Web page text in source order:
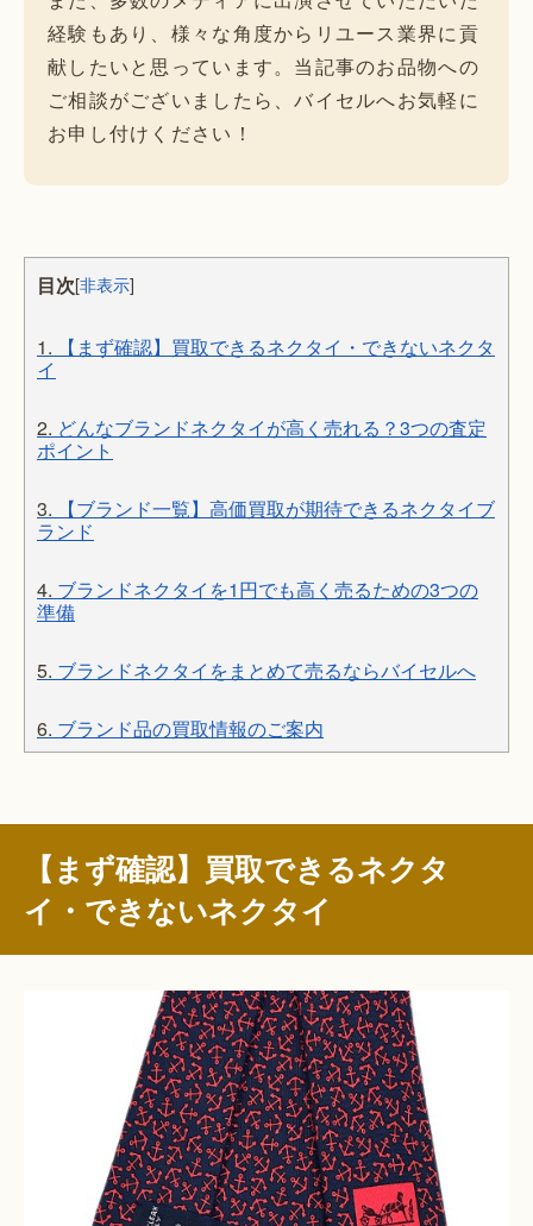
経験もあり、様々な角度からリユース業界に貢
献したいと思っています。当記事のお品物への
ご相談がございましたら、バイセルへお気軽に
お申し付けください！
目次[非表示]
1. 【まず確認】買取できるネクタイ・できないネクタ
イ
2. どんなブランドネクタイが高く売れる？3つの査定
ポイント
3. 【ブランド一覧】高価買取が期待できるネクタイブ
ランド
4. ブランドネクタイを1円でも高く売るための3つの
準備
5. ブランドネクタイをまとめて売るならバイセルへ
6. ブランド品の買取情報のご案内
【まず確認】買取できるネクタ
イ・できないネクタイ